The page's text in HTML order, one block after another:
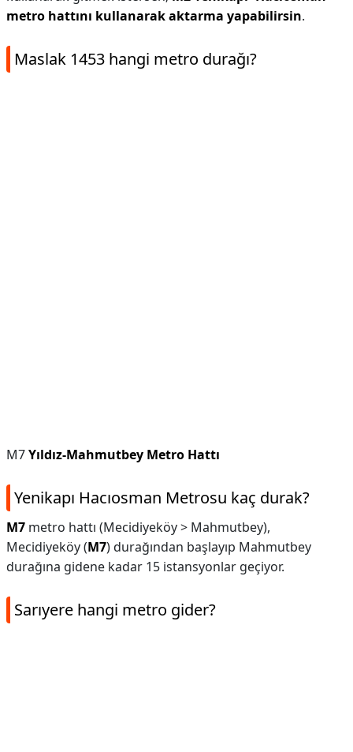
metro hattını kullanarak aktarma yapabilirsin.
Maslak 1453 hangi metro durağı?
M7Yıldız-Mahmutbey Metro Hattı
Yenikapı Hacıosman Metrosu kaç durak?
M7 metro hattı (Mecidiyeköy > Mahmutbey),
Mecidiyeköy (M7) durağından başlayıp Mahmutbey
durağına gidene kadar 15 i̇stansyonlar geçiyor.
Sarıyere hangi metro gider?